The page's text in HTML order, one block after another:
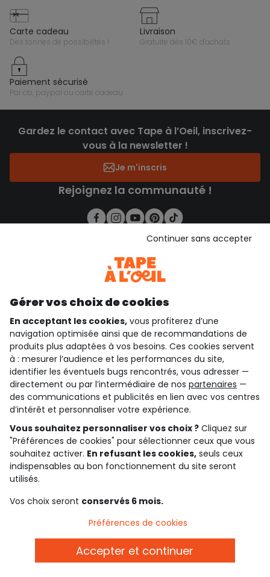
carte cadeau
des tonnes de possibilités !
livraison
gratuite dès 10€ d'achats
paiement sécurisé
par cb, paypal ou carte cadeau
Gardez le contact avec Tape à l’Oeil, inscrivez-
vous à la newsletter !
Je m'inscris
Rejoignez la communauté !
Basé sur 7 339 avis soumis à un contrôle
Voir l’attestation de confiance
Consulter les CGU
Téléchargez notre application
Découvrir notre application
qui sommes-nous ?
besoin d'aide ?
le club fidélité
notre catalogue
Conditions générales de ventes et d'utilisation
Conditions d’utilisation des réseaux sociaux
Politique de confidentialité
*Conditions des offres
Cookies et données personnelles
Accessibilité : partiellement conforme
Paramètres des cookies
Gérer vos choix de cookies
En acceptant les cookies, vous profiterez d’une
navigation optimisée ainsi que de recommandations de
produits plus adaptées à vos besoins. Ces cookies servent
à : mesurer l’audience et les performances du site,
identifier les éventuels bugs rencontrés, vous adresser —
directement ou par l’intermédiaire de nos partenaires —
des communications et publicités en lien avec vos centres
d’intérêt et personnaliser votre expérience.
Vous souhaitez personnaliser vos choix ? Cliquez sur
"Préférences de cookies" pour sélectionner ceux que vous
souhaitez activer. En refusant les cookies, seuls ceux
indispensables au bon fonctionnement du site seront
utilisés.
Vos choix seront conservés 6 mois.
Continuer sans accepter
Préférences de cookies
Accepter et continuer